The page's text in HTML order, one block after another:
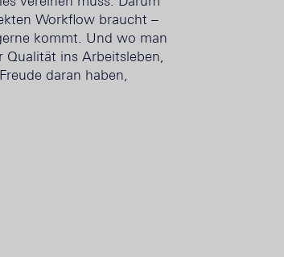
Workflow braucht –
kommt. Und wo man
ins Arbeitsleben,
daran haben,